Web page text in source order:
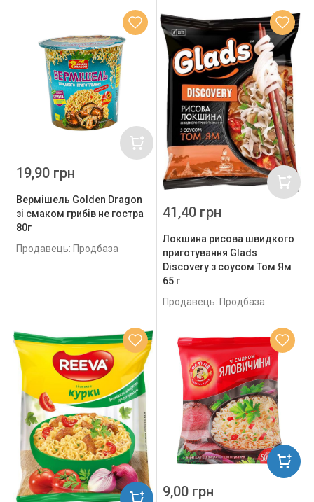
Вермішель Golden Dragon
зі смаком грибів не гостра
80г
Продавець: Продбаза
19,90 грн
Локшина рисова швидкого
приготування Glads
Discovery з соусом Том Ям
65 г
Продавець: Продбаза
41,40 грн
9,00 грн